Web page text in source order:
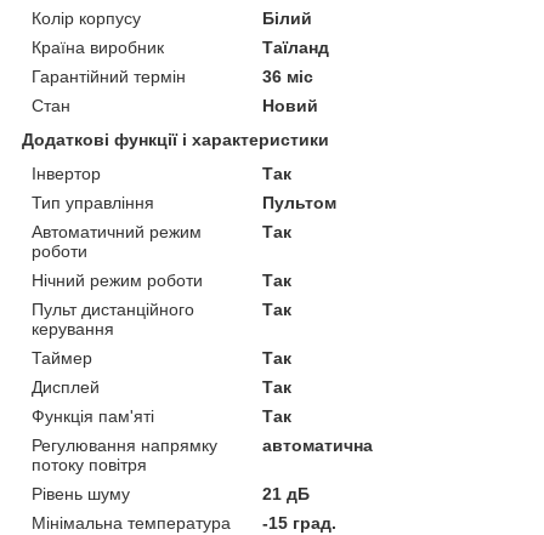
Колір корпусу
Білий
Країна виробник
Таїланд
Гарантійний термін
36 міс
Стан
Новий
Додаткові функції і характеристики
Інвертор
Так
Тип управління
Пультом
Автоматичний режим
роботи
Так
Нічний режим роботи
Так
Пульт дистанційного
керування
Так
Таймер
Так
Дисплей
Так
Функція пам'яті
Так
Регулювання напрямку
потоку повітря
автоматична
Рівень шуму
21 дБ
Мінімальна температура
-15 град.